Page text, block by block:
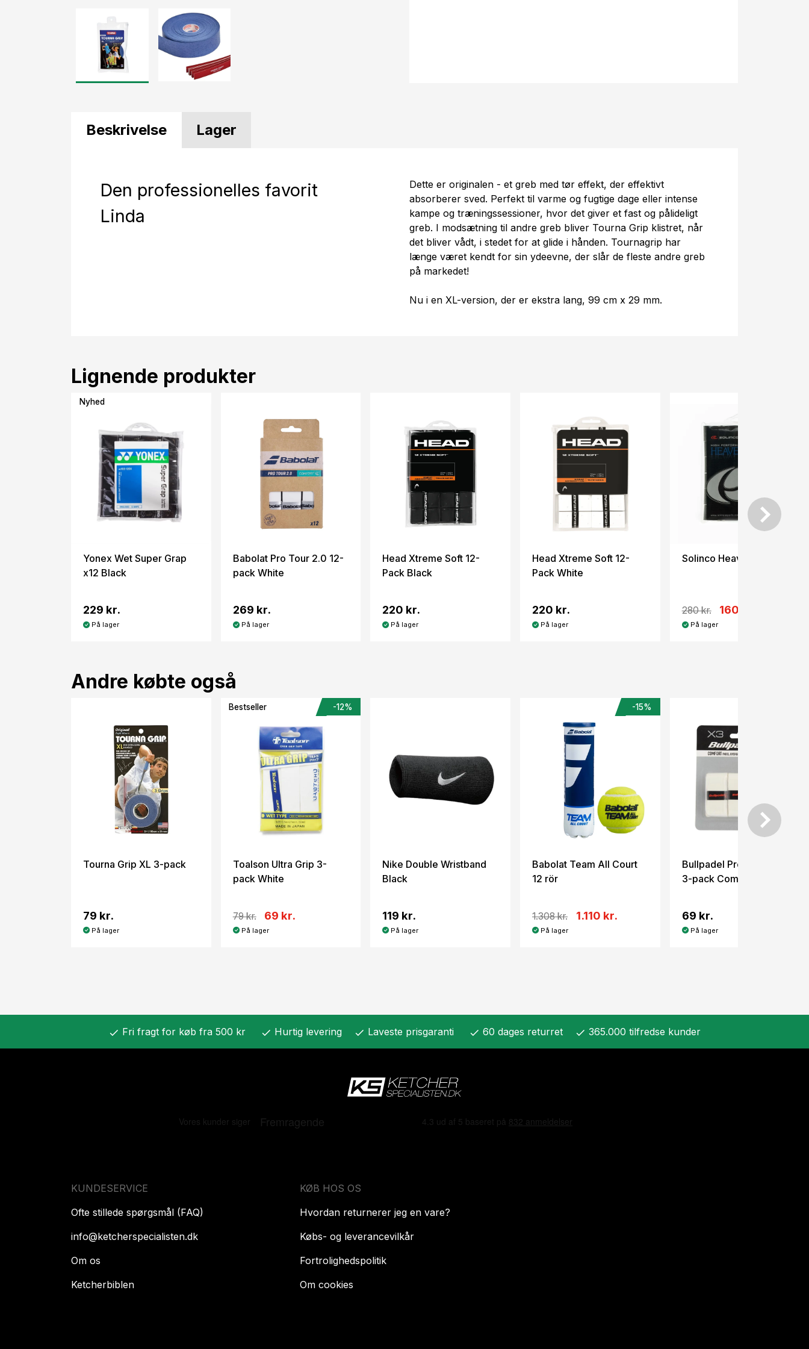
Beskrivelse Lager
Den professionelles favorit
Linda
Dette er originalen - et greb med tør effekt, der effektivt
absorberer sved. Perfekt til varme og fugtige dage eller intense
kampe og træningssessioner, hvor det giver et fast og pålideligt
greb. I modsætning til andre greb bliver Tourna Grip klistret, når
det bliver vådt, i stedet for at glide i hånden. Tournagrip har
længe været kendt for sin ydeevne, der slår de fleste andre greb
på markedet!
Nu i en XL-version, der er ekstra lang, 99 cm x 29 mm.
Lignende produkter
Nyhed
Yonex Wet Super Grap
x12 Black
229 kr.
På lager
Babolat Pro Tour 2.0 12-
pack White
269 kr.
På lager
Head Xtreme Soft 12-
Pack Black
220 kr.
På lager
Head Xtreme Soft 12-
Pack White
220 kr.
På lager
Solinco Heaven Grip x12
280 kr. 160 kr.
På lager
Andre købte også
Tourna Grip XL 3-pack
79 kr.
På lager
Bestseller -12%
Toalson Ultra Grip 3-
pack White
79 kr. 69 kr.
På lager
Nike Double Wristband
Black
119 kr.
På lager
-15%
Babolat Team All Court
12 rör
1.308 kr. 1.110 kr.
På lager
Bullpadel Pro Overgrip
3-pack Comfort White
69 kr.
På lager
check Fri fragt for køb fra 500 kr check Hurtig levering check Laveste prisgaranti check 60 dages returret check 365.000 tilfredse kunder
KUNDESERVICE
Ofte stillede spørgsmål (FAQ)
info@ketcherspecialisten.dk
Om os
Ketcherbiblen
KØB HOS OS
Hvordan returnerer jeg en vare?
Købs- og leverancevilkår
Fortrolighedspolitik
Om cookies